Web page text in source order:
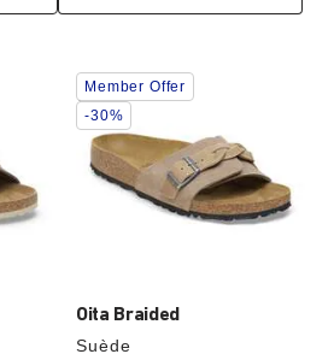
Oita Braided
Suède
Cliquer
sur
les
échantillons
couleurs
modifiera
Member Offer
-30%